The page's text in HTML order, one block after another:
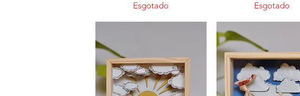
Esgotado Esgotado